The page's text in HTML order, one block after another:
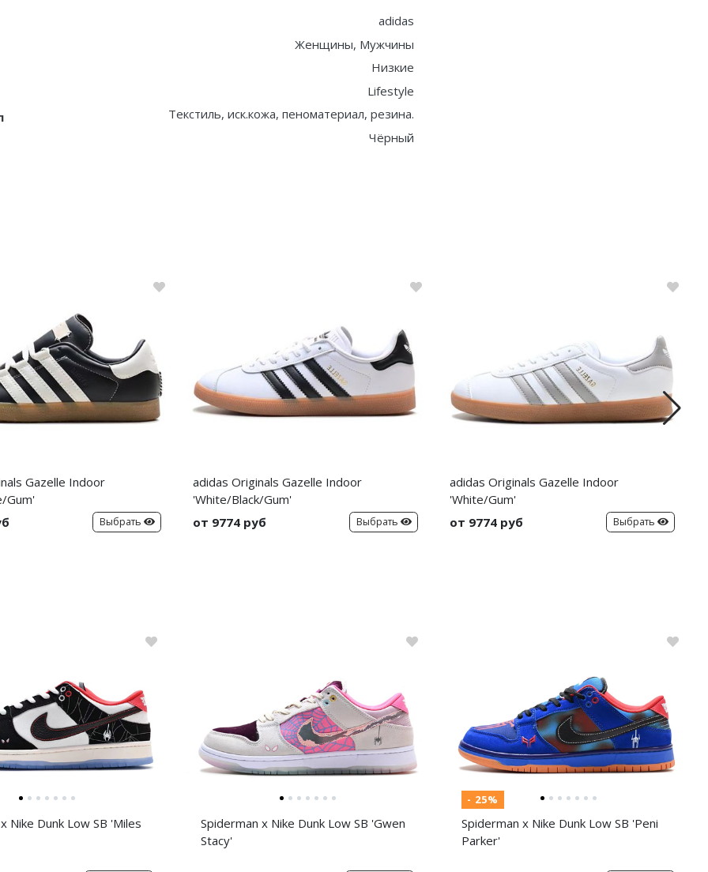
adidas
Женщины, Мужчины
Низкие
Lifestyle
Текстиль, иск.кожа, пеноматериал, резина.
Чёрный
Gazelle Indoor
Gum'
Выбрать
adidas Originals Gazelle Indoor
'White/Black/Gum'
от 9774 руб
Выбрать
adidas Originals Gazelle Indoor
'White/Gum'
от 9774 руб
Выбрать
Nike Dunk Low SB 'Miles
Spiderman x Nike Dunk Low SB 'Gwen
Stacy'
- 25%
Spiderman x Nike Dunk Low SB 'Peni
Parker'